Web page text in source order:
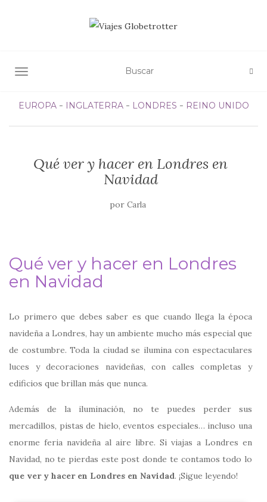
ALTERNAR NAVEGACIÓN
EUROPA INGLATERRA LONDRES REINO UNIDO
Qué ver y hacer en Londres en
Navidad
por Carla
Qué ver y hacer en Londres
en Navidad
Lo primero que debes saber es que cuando llega la época
navideña a Londres, hay un ambiente mucho más especial que
de costumbre. Toda la ciudad se ilumina con espectaculares
luces y decoraciones navideñas, con calles completas y
edificios que brillan más que nunca.
Además de la iluminación, no te puedes perder sus
mercadillos, pistas de hielo, eventos especiales… incluso una
enorme feria navideña al aire libre. Si viajas a Londres en
Navidad, no te pierdas este post donde te contamos todo lo
que ver y hacer en Londres en Navidad. ¡Sigue leyendo!